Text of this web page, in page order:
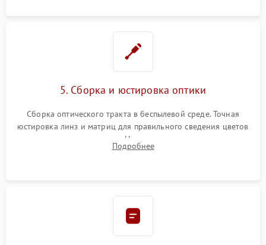
5. Сборка и юстировка оптики
Сборка оптического тракта в беспылевой среде. Точная
юстировка линз и матриц для правильного сведения цветов
и устранения размытия. Надежное подключение всех
шлейфов, установка датчиков и закрытие корпуса
Подробнее